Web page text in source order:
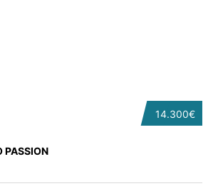
14.300€
PASSION